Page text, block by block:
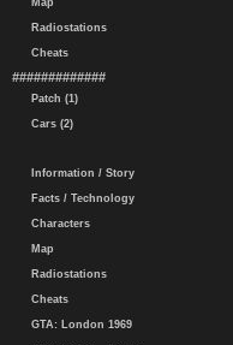
Map
Radiostations
Cheats
#############
Patch (1)
Cars (2)
Information / Story
Facts / Technology
Characters
Map
Radiostations
Cheats
GTA: London 1969